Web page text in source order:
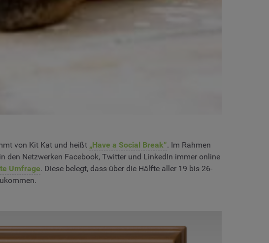
von Kit Kat und heißt „Have a Social Break“. Im Rahmen
den Netzwerken Facebook, Twitter und LinkedIn immer online
Umfrage. Diese belegt, dass über die Hälfte aller 19 bis 26-